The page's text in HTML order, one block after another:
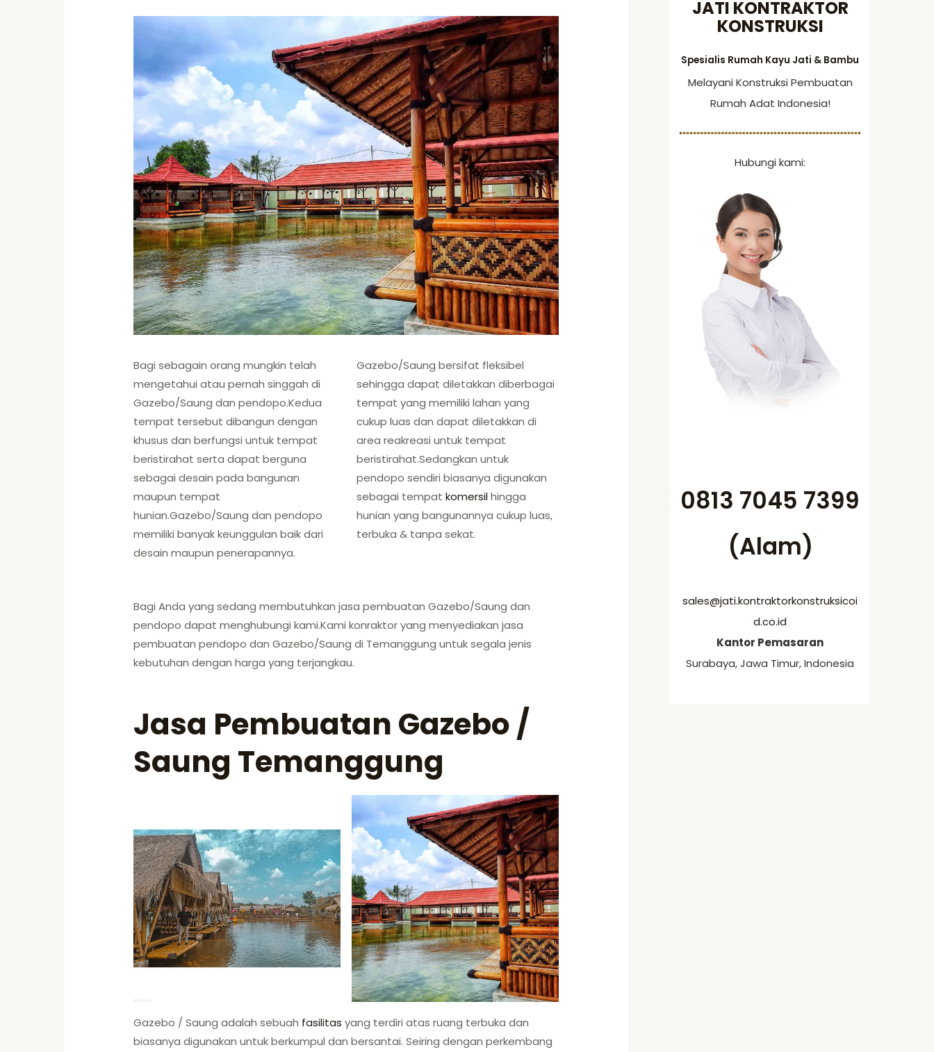
Bagi sebagain orang mungkin telah
mengetahui atau pernah singgah di
Gazebo/Saung dan pendopo.Kedua
tempat tersebut dibangun dengan
khusus dan berfungsi untuk tempat
beristirahat serta dapat berguna
sebagai desain pada bangunan
maupun tempat
hunian.Gazebo/Saung dan pendopo
memiliki banyak keunggulan baik dari
desain maupun penerapannya.
Gazebo/Saung bersifat fleksibel
sehingga dapat diletakkan diberbagai
tempat yang memiliki lahan yang
cukup luas dan dapat diletakkan di
area reakreasi untuk tempat
beristirahat.Sedangkan untuk
pendopo sendiri biasanya digunakan
sebagai tempat komersilhingga
hunian yang bangunannya cukup luas,
terbuka & tanpa sekat.
Bagi Anda yang sedang membutuhkan jasa pembuatan Gazebo/Saung dan
pendopo dapat menghubungi kami.Kami konraktor yang menyediakan jasa
pembuatan pendopo dan Gazebo/Saung di Temanggung untuk segala jenis
kebutuhan dengan harga yang terjangkau.
Jasa Pembuatan Gazebo /
Saung Temanggung
Gazebo / Saung adalah sebuah fasilitas yang terdiri atas ruang terbuka dan
biasanya digunakan untuk berkumpul dan bersantai. Seiring dengan perkembang
JATI KONTRAKTOR
KONSTRUKSI
Spesialis Rumah Kayu Jati & Bambu
Melayani Konstruksi Pembuatan
Rumah Adat Indonesia!
Hubungi kami:
0813 7045 7399
(Alam)
sales@jati.kontraktorkonstruksicoi
d.co.id
Kantor Pemasaran
Surabaya, Jawa Timur, Indonesia